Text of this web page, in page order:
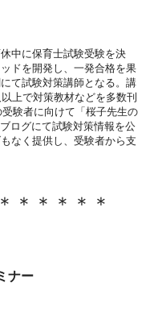
中に保育士試験受験を決
ドを開発し、一発合格を果
て試験対策講師となる。講
上で対策教材などを多数刊
験者に向けて「桜子先生の
ログにて試験対策情報を公
なく提供し、受験者から支
＊＊＊＊＊
ナー